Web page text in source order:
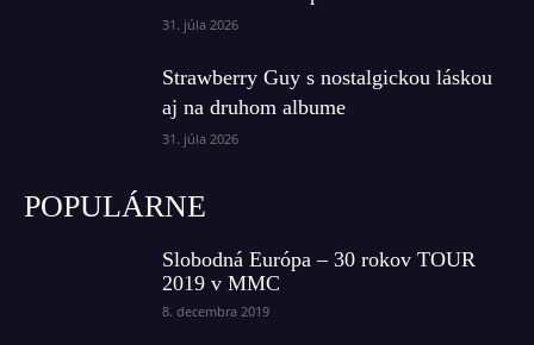
31. júla 2026
Strawberry Guy s nostalgickou láskou
aj na druhom albume
31. júla 2026
POPULÁRNE
Slobodná Európa – 30 rokov TOUR
2019 v MMC
8. decembra 2019